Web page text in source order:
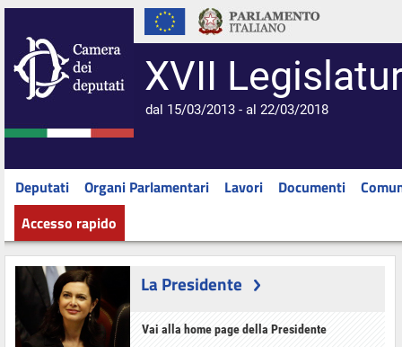
XVII
dal 15/03/2013 - al 22/03/2018
Deputati Organi Parlamentari Lavori Documenti
Accesso rapido
La Presidente
Vai alla home page della Presidente